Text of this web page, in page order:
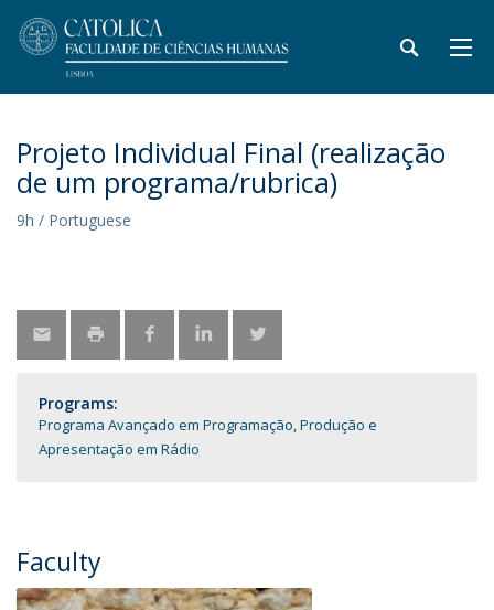
Projeto Individual Final (realização
de um programa/rubrica)
9h / Portuguese
Programs:
Programa Avançado em Programação, Produção e
Apresentação em Rádio
Faculty